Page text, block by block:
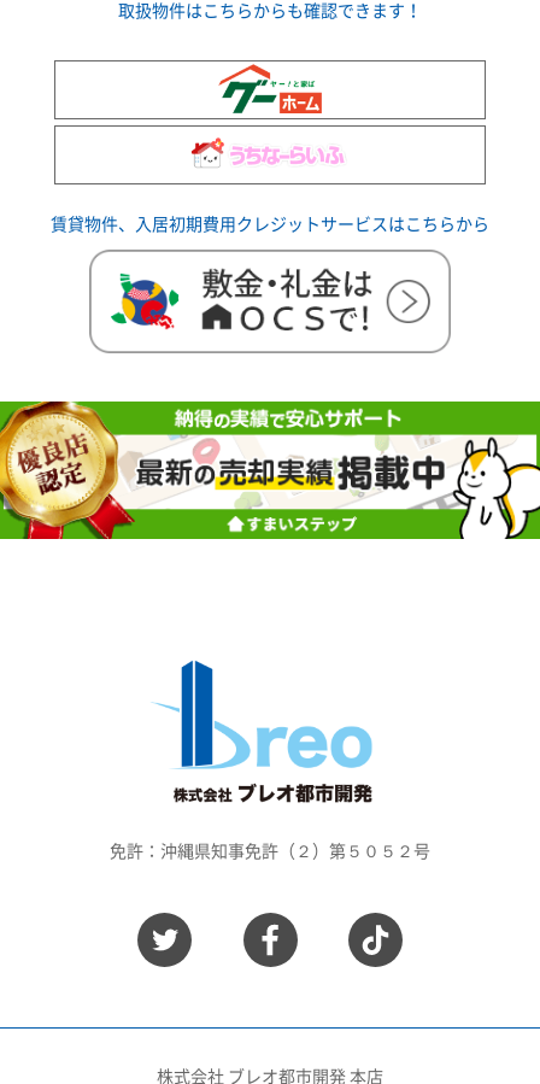
取扱物件はこちらからも確認できます！
賃貸物件、入居初期費用クレジットサービスはこちらから
免許：沖縄県知事免許（２）第５０５２号
株式会社 ブレオ都市開発 本店